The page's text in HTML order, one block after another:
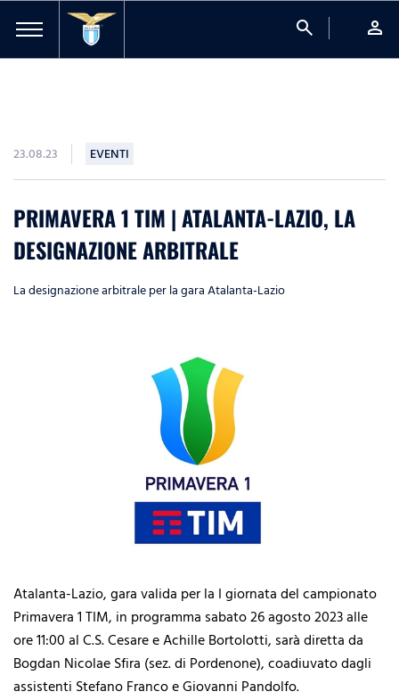
search person
23.08.23 EVENTI
PRIMAVERA 1 TIM | ATALANTA-LAZIO, LA
DESIGNAZIONE ARBITRALE
La designazione arbitrale per la gara Atalanta-Lazio
Atalanta-Lazio, gara valida per la I giornata del campionato
Primavera 1 TIM, in programma sabato 26 agosto 2023 alle
ore 11:00 al C.S. Cesare e Achille Bortolotti, sarà diretta da
Bogdan Nicolae Sfira (sez. di Pordenone), coadiuvato dagli
assistenti Stefano Franco e Giovanni Pandolfo.